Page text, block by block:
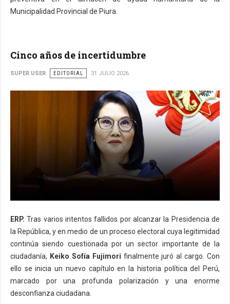
Municipalidad Provincial de Piura.
Cinco años de incertidumbre
SUPER USER EDITORIAL 31 JULIO 2026
ERP. Tras varios intentos fallidos por alcanzar la Presidencia de
la República, y en medio de un proceso electoral cuya legitimidad
continúa siendo cuestionada por un sector importante de la
ciudadanía, Keiko Sofía Fujimori finalmente juró al cargo. Con
ello se inicia un nuevo capítulo en la historia política del Perú,
marcado por una profunda polarización y una enorme
desconfianza ciudadana.